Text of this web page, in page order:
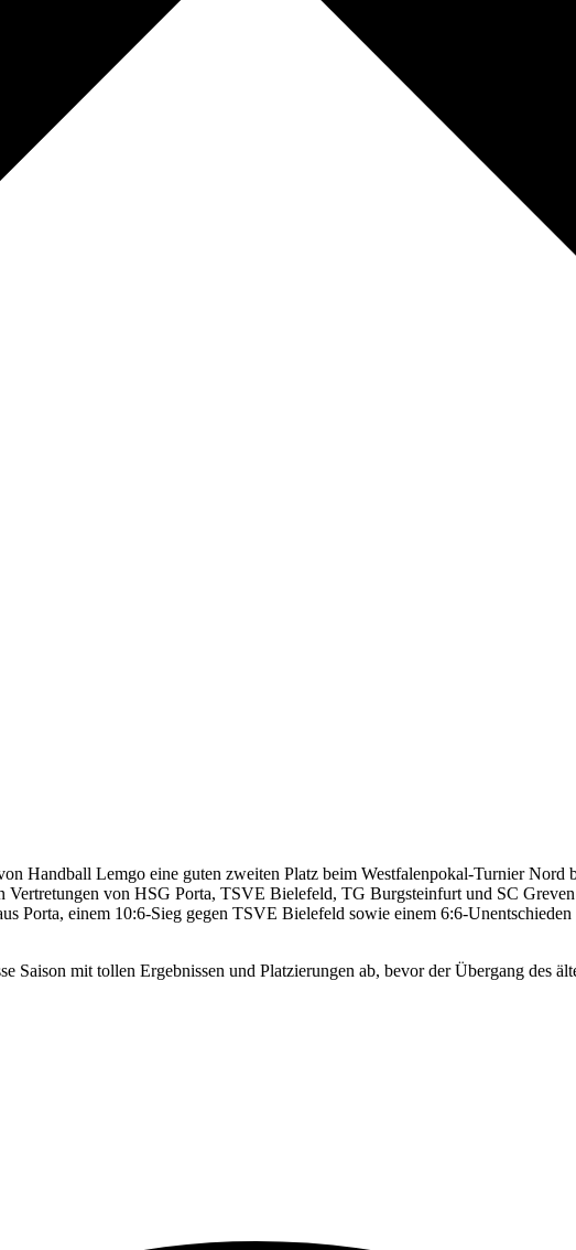
Handball Lemgo eine guten zweiten Platz beim Westfalenpokal-Turnier
von HSG Porta, TSVE Bielefeld, TG Burgsteinfurt und SC Greven
Porta, einem 10:6-Sieg gegen TSVE Bielefeld sowie einem 6:6-
mit tollen Ergebnissen und Platzierungen ab, bevor der Übergang des